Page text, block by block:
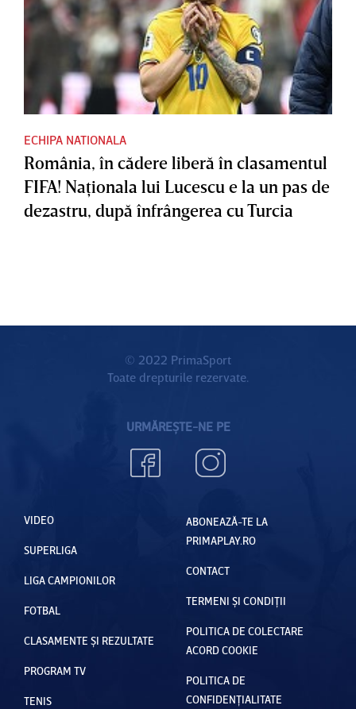
ECHIPA NATIONALA
România, în cădere liberă în clasamentul
FIFA! Naţionala lui Lucescu e la un pas de
dezastru, după înfrângerea cu Turcia
© 2022 PrimaSport
Toate drepturile rezervate.
URMĂREȘTE-NE PE
VIDEO
SUPERLIGA
LIGA CAMPIONILOR
FOTBAL
CLASAMENTE ȘI REZULTATE
PROGRAM TV
TENIS
ABONEAZĂ-TE LA
PRIMAPLAY.RO
CONTACT
TERMENI ȘI CONDIȚII
POLITICA DE COLECTARE
ACORD COOKIE
POLITICA DE
CONFIDENȚIALITATE